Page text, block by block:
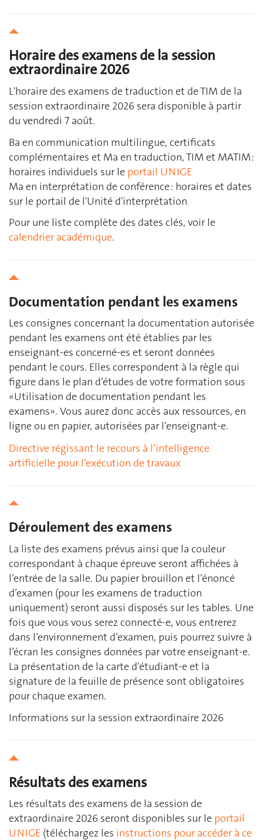
Horaire des examens de la session
extraordinaire 2026
L'horaire des examens de traduction et de TIM de la
session extraordinaire 2026 sera disponible à partir
du vendredi 7 août.
Ba en communication multilingue, certificats
complémentaires et Ma en traduction, TIM et MATIM :
horaires individuels sur le portail UNIGE
Ma en interprétation de conférence : horaires et dates
sur le portail de l'Unité d'interprétation
Pour une liste complète des dates clés, voir le
calendrier académique.
Documentation pendant les examens
Les consignes concernant la documentation autorisée
pendant les examens ont été établies par les
enseignant-es concerné-es et seront données
pendant le cours. Elles correspondent à la règle qui
figure dans le plan d’études de votre formation sous
«Utilisation de documentation pendant les
examens». Vous aurez donc accès aux ressources, en
ligne ou en papier, autorisées par l’enseignant-e.
Directive régissant le recours à l’intelligence
artificielle pour l’exécution de travaux
Déroulement des examens
La liste des examens prévus ainsi que la couleur
correspondant à chaque épreuve seront affichées à
l’entrée de la salle. Du papier brouillon et l’énoncé
d’examen (pour les examens de traduction
uniquement) seront aussi disposés sur les tables. Une
fois que vous vous serez connecté-e, vous entrerez
dans l’environnement d’examen, puis pourrez suivre à
l’écran les consignes données par votre enseignant-e.
La présentation de la carte d'étudiant-e et la
signature de la feuille de présence sont obligatoires
pour chaque examen.
Informations sur la session extraordinaire 2026
Résultats des examens
Les résultats des examens de la session de
extraordinaire 2026 seront disponibles sur le portail
UNIGE (téléchargez les instructions pour accéder à ce